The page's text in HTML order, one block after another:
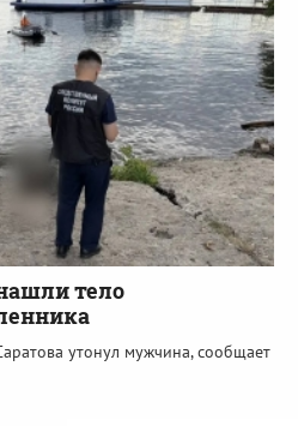
тело
утонул мужчина, сообщает